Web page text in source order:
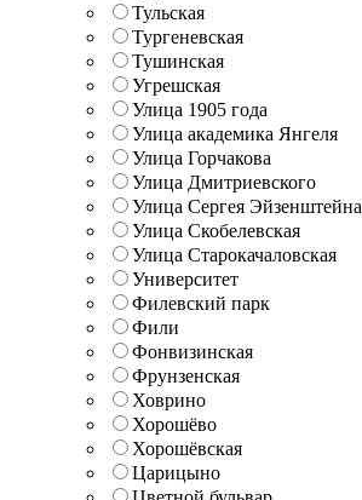
Тульская
Тургеневская
Тушинская
Угрешская
Улица 1905 года
Улица академика Янгеля
Улица Горчакова
Улица Дмитриевского
Улица Сергея Эйзенштейна
Улица Скобелевская
Улица Старокачаловская
Университет
Филевский парк
Фили
Фонвизинская
Фрунзенская
Ховрино
Хорошёво
Хорошёвская
Царицыно